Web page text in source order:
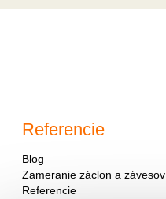
Referencie
Blog
Zameranie záclon a závesov
Referencie